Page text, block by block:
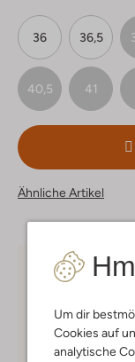
Um dir
Cookies auf
analytische
36 36,5
40,5 41
Ähnliche Artikel
Kostenloser
Kauf auf